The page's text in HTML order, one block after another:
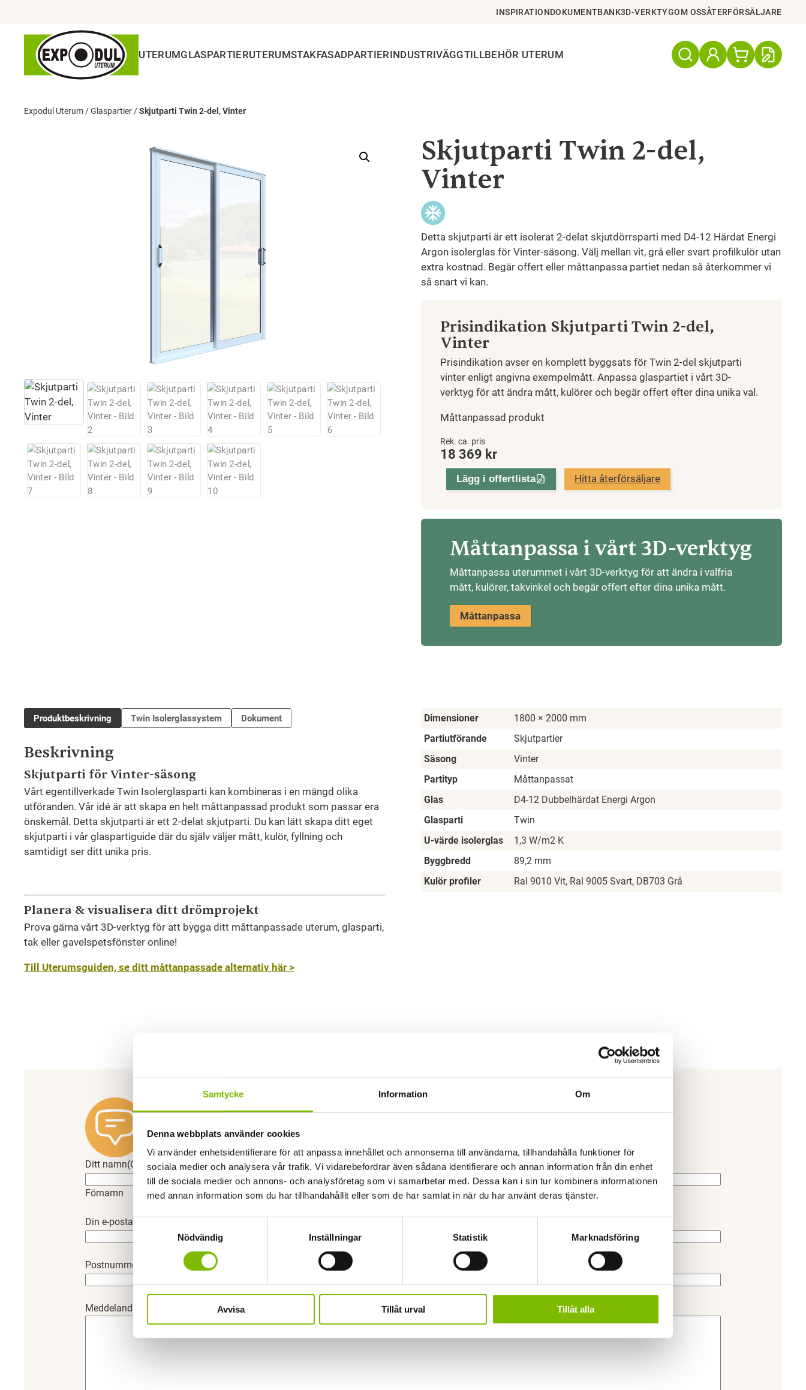
Samtycke Information Om
Denna webbplats använder cookies
Vi använder enhetsidentifierare för att anpassa innehållet och annonserna till användarna, tillhandahålla funktioner för
sociala medier och analysera vår trafik. Vi vidarebefordrar även sådana identifierare och annan information från din enhet
till de sociala medier och annons- och analysföretag som vi samarbetar med. Dessa kan i sin tur kombinera informationen
med annan information som du har tillhandahållit eller som de har samlat in när du har använt deras tjänster.
Nödvändig
Inställningar Statistik Marknadsföring
Avvisa Tillåt urval Tillåt alla
INSPIRATIONDOKUMENTBANK3D-VERKTYGOM OSSÅTERFÖRSÄLJARE
UTERUMGLASPARTIERUTERUMSTAKFASADPARTIERINDUSTRIVÄGGTILLBEHÖR UTERUM
Expodul Uterum /Glaspartier /Skjutparti Twin 2-del, Vinter
Skjutparti Twin 2-del,
Vinter
Detta skjutparti är ett isolerat 2-delat skjutdörrsparti med D4-12 Härdat Energi
Argon isolerglas för Vinter-säsong. Välj mellan vit, grå eller svart profilkulör utan
extra kostnad. Begär offert eller måttanpassa partiet nedan så återkommer vi
så snart vi kan.
Prisindikation Skjutparti Twin 2-del,
Vinter
Prisindikation avser en komplett byggsats för Twin 2-del skjutparti
vinter enligt angivna exempelmått. Anpassa glaspartiet i vårt 3D-
verktyg för att ändra mått, kulörer och begär offert efter dina unika val.
Måttanpassad produkt
Skjutparti
Twin
2-
Rek. ca. pris
18 369 kr
Lägg i offertlista Hitta återförsäljare
Måttanpassa i vårt 3D-verktyg
Måttanpassa uterummet i vårt 3D-verktyg för att ändra i valfria
mått, kulörer, takvinkel och begär offert efter dina unika mått.
Måttanpassa
Produktbeskrivning Twin Isolerglassystem Dokument
Beskrivning
Skjutparti för Vinter-säsong
Vårt egentillverkade Twin Isolerglasparti kan kombineras i en mängd olika
utföranden. Vår idé är att skapa en helt måttanpassad produkt som passar era
önskemål. Detta skjutparti är ett 2-delat skjutparti. Du kan lätt skapa ditt eget
skjutparti i vår glaspartiguide där du själv väljer mått, kulör, fyllning och
samtidigt ser ditt unika pris.
Planera & visualisera ditt drömprojekt
Prova gärna vårt 3D-verktyg för att bygga ditt måttanpassade uterum, glasparti,
tak eller gavelspetsfönster online!
Till Uterumsguiden, se ditt måttanpassade alternativ här >
Dimensioner
1800 × 2000 mm
Partiutförande
Skjutpartier
Säsong
Vinter
Partityp
Måttanpassat
Glas
D4-12 Dubbelhärdat Energi Argon
Glasparti
Twin
U-värde isolerglas
1,3 W/m2 K
Byggbredd
89,2 mm
Kulör profiler
Ral 9010 Vit, Ral 9005 Svart, DB703 Grå
Har du en fråga om produkten?
Vi svarar gärna på frågor och funderingar.
Ditt namn(Obligatoriskt)
Förnamn Efternamn
Din e-postadress
Postnummer (Obligatoriskt)
Meddelande